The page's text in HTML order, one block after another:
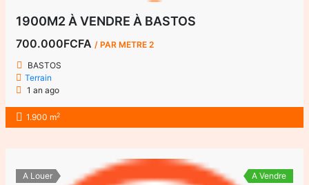
1900M2 À VENDRE À BASTOS
700.000FCFA/ PAR METRE 2
BASTOS
Terrain
1 an ago
1.900 m2
A Louer A Vendre